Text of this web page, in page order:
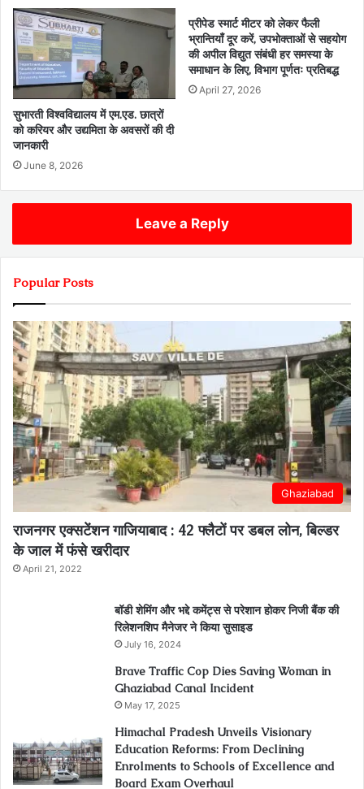
सुभारती विश्वविद्यालय में एम.एड. छात्रों
को करियर और उद्यमिता के अवसरों की दी
जानकारी
June 8, 2026
प्रीपेड स्मार्ट मीटर को लेकर फैली
भ्रान्तियाँ दूर करें, उपभोक्ताओं से सहयोग
की अपील विद्युत संबंधी हर समस्या के
समाधान के लिए, विभाग पूर्णतः प्रतिबद्ध
April 27, 2026
Leave a Reply
Popular Posts
Ghaziabad
राजनगर एक्सटेंशन गाजियाबाद : 42 फ्लैटों पर डबल लोन, बिल्डर
के जाल में फंसे खरीदार
April 21, 2022
बॉडी शेमिंग और भद्दे कमेंट्स से परेशान होकर निजी बैंक की
रिलेशनशिप मैनेजर ने किया सुसाइड
July 16, 2024
Brave Traffic Cop Dies Saving Woman in
Ghaziabad Canal Incident
May 17, 2025
Himachal Pradesh Unveils Visionary
Education Reforms: From Declining
Enrolments to Schools of Excellence and
Board Exam Overhaul